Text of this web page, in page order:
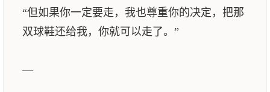
“但如果你一定要走，我也尊重你的决定，把那
双球鞋还给我，你就可以走了。”
—